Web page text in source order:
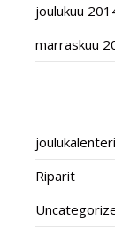
joulukuu
marraskuu
joulukalenteri
Riparit